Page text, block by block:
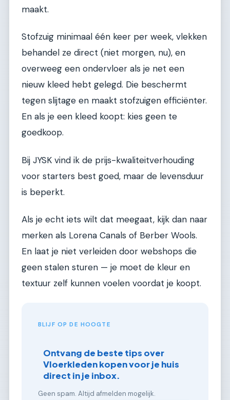
maakt.
Stofzuig minimaal één keer per week, vlekken
behandel ze direct (niet morgen, nu), en
overweeg een ondervloer als je net een
nieuw kleed hebt gelegd. Die beschermt
tegen slijtage en maakt stofzuigen efficiënter.
En als je een kleed koopt: kies geen te
goedkoop.
Bij JYSK vind ik de prijs-kwaliteitverhouding
voor starters best goed, maar de levensduur
is beperkt.
Als je echt iets wilt dat meegaat, kijk dan naar
merken als Lorena Canals of Berber Wools.
En laat je niet verleiden door webshops die
geen stalen sturen — je moet de kleur en
textuur zelf kunnen voelen voordat je koopt.
BLIJF OP DE HOOGTE
Ontvang de beste tips over
Vloerkleden kopen voor je huis
direct in je inbox.
Geen spam. Altijd afmelden mogelijk.